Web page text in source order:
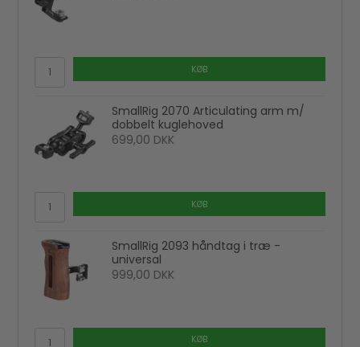
KØB
SmallRig 2070 Articulating arm m/
dobbelt kuglehoved
699,00 DKK
KØB
SmallRig 2093 håndtag i træ -
universal
999,00 DKK
KØB